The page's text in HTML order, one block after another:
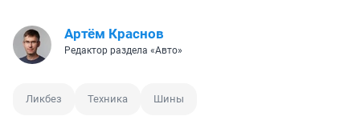
Артём Краснов
Редактор раздела «Авто»
Ликбез Техника Шины